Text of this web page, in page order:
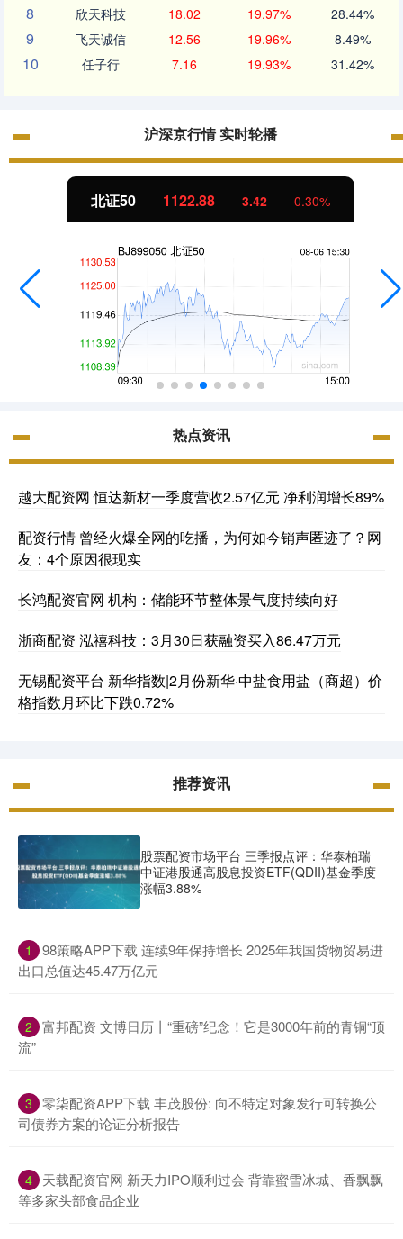
8 欣天科技 18.02 19.97% 28.44%
9 飞天诚信 12.56 19.96% 8.49%
10 任子行 7.16 19.93% 31.42%
沪深京行情 实时轮播
北证50 1122.88 3.42 0.30%
热点资讯
越大配资网 恒达新材一季度营收2.57亿元 净利润增长89%
配资行情 曾经火爆全网的吃播，为何如今销声匿迹了？网
友：4个原因很现实
长鸿配资官网 机构：储能环节整体景气度持续向好
浙商配资 泓禧科技：3月30日获融资买入86.47万元
无锡配资平台 新华指数|2月份新华·中盐食用盐（商超）价
格指数月环比下跌0.72%
推荐资讯
股票配资市场平台 三季报点评：华泰柏瑞
中证港股通高股息投资ETF(QDII)基金季度
涨幅3.88%
1
​98策略APP下载 连续9年保持增长 2025年我国货物贸易进
出口总值达45.47万亿元
2 ​富邦配资 文博日历丨“重磅”纪念！它是3000年前的青铜“顶
流”
3 ​零柒配资APP下载 丰茂股份: 向不特定对象发行可转换公
司债券方案的论证分析报告
4 ​天载配资官网 新天力IPO顺利过会 背靠蜜雪冰城、香飘飘
等多家头部食品企业